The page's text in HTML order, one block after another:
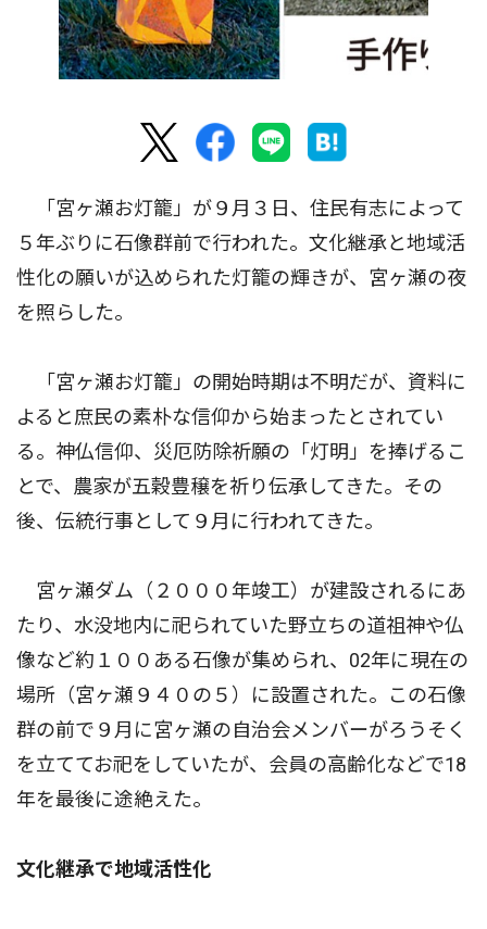
「宮ヶ瀬お灯籠」が９月３日、住民有志によって
５年ぶりに石像群前で行われた。文化継承と地域活
性化の願いが込められた灯籠の輝きが、宮ヶ瀬の夜
を照らした。
「宮ヶ瀬お灯籠」の開始時期は不明だが、資料に
よると庶民の素朴な信仰から始まったとされてい
る。神仏信仰、災厄防除祈願の「灯明」を捧げるこ
とで、農家が五穀豊穣を祈り伝承してきた。その
後、伝統行事として９月に行われてきた。
宮ヶ瀬ダム（２０００年竣工）が建設されるにあ
たり、水没地内に祀られていた野立ちの道祖神や仏
像など約１００ある石像が集められ、02年に現在の
場所（宮ヶ瀬９４０の５）に設置された。この石像
群の前で９月に宮ヶ瀬の自治会メンバーがろうそく
を立ててお祀をしていたが、会員の高齢化などで18
年を最後に途絶えた。
文化継承で地域活性化